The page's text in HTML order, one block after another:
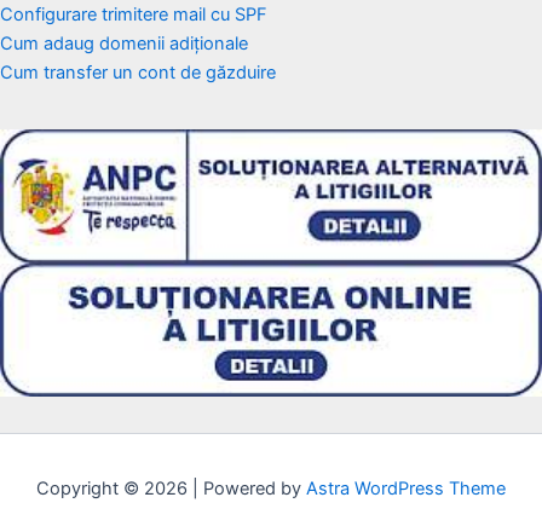
Configurare trimitere mail cu SPF
Cum adaug domenii adiționale
Cum transfer un cont de găzduire
Copyright © 2026 | Powered by Astra WordPress Theme